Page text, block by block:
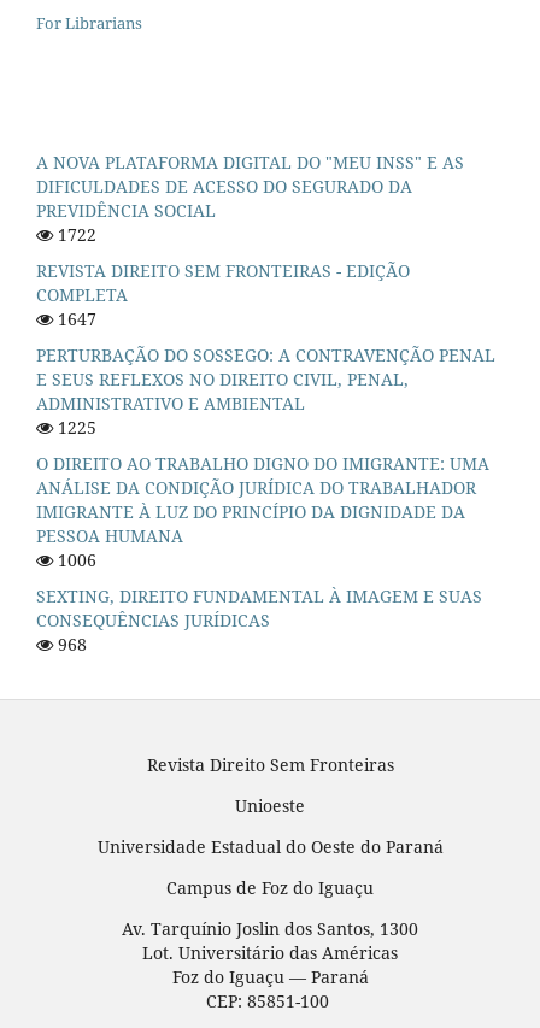
For Librarians
A NOVA PLATAFORMA DIGITAL DO "MEU INSS" E AS
DIFICULDADES DE ACESSO DO SEGURADO DA
PREVIDÊNCIA SOCIAL
1722
REVISTA DIREITO SEM FRONTEIRAS - EDIÇÃO
COMPLETA
1647
PERTURBAÇÃO DO SOSSEGO: A CONTRAVENÇÃO PENAL
E SEUS REFLEXOS NO DIREITO CIVIL, PENAL,
ADMINISTRATIVO E AMBIENTAL
1225
O DIREITO AO TRABALHO DIGNO DO IMIGRANTE: UMA
ANÁLISE DA CONDIÇÃO JURÍDICA DO TRABALHADOR
IMIGRANTE À LUZ DO PRINCÍPIO DA DIGNIDADE DA
PESSOA HUMANA
1006
SEXTING, DIREITO FUNDAMENTAL À IMAGEM E SUAS
CONSEQUÊNCIAS JURÍDICAS
968
Revista Direito Sem Fronteiras
Unioeste
Universidade Estadual do Oeste do Paraná
Campus de Foz do Iguaçu
Av. Tarquínio Joslin dos Santos, 1300
Lot. Universitário das Américas
Foz do Iguaçu — Paraná
CEP: 85851-100